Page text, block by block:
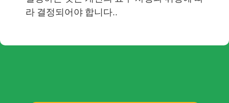
라 결정되어야 합니다..